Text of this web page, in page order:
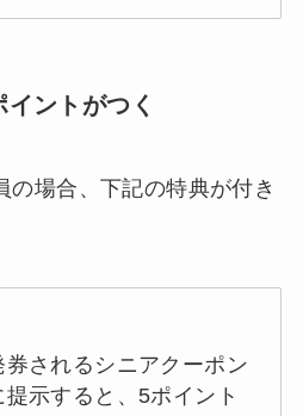
ントがつく
の場合、下記の特典が付き
券されるシニアクーポン
示すると、5ポイント